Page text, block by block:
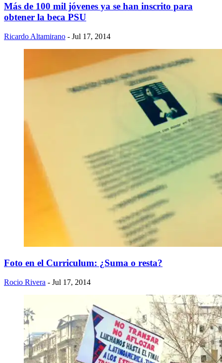
Más de 100 mil jóvenes ya se han inscrito para
obtener la beca PSU
Ricardo Altamirano - Jul 17, 2014
Foto en el Curriculum: ¿Suma o resta?
Rocio Rivera - Jul 17, 2014